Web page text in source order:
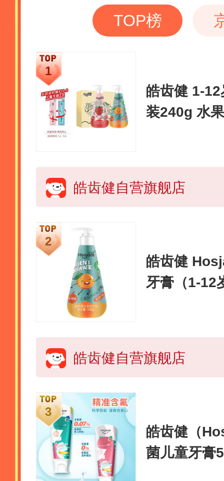
TOP榜
皓齿健 1-
装240g 水
皓齿健自营旗舰店
皓齿健
牙膏（1-12
皓齿健自营旗舰店
皓齿健（
菌儿童牙膏